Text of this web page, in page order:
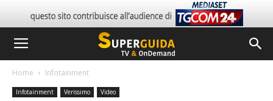
Home Infotainment
Infotainment Verissimo Video